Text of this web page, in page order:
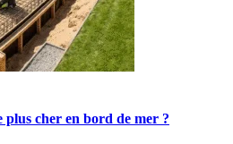
plus cher en bord de mer ?